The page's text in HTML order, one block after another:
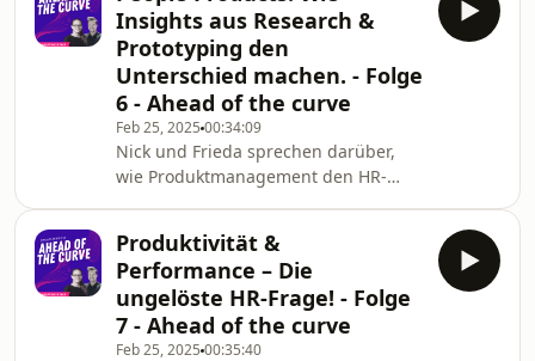
und den Einfluss auf die
Unternehmens-P&amp;L sichtbar zu
machen. Mit datenbasierten Analysen
und einer engen Zusammenarbeit mit
Finance und Leadership lassen sich
erfolgreiche Business Cases für HR
entwickeln.
Insights aus Research &
Prototyping den
Unterschied machen. - Folge
6 - Ahead of the curve
Feb 25, 2025 00:34:09
Nick und Frieda sprechen darüber,
wie Produktmanagement den HR-
Mitarbeitenden im gesamten
Employee Lifecycle
steigern.https://peopleix.com/de/
Produktivität &
Performance – Die
ungelöste HR-Frage! - Folge
7 - Ahead of the curve
Feb 25, 2025 00:35:40